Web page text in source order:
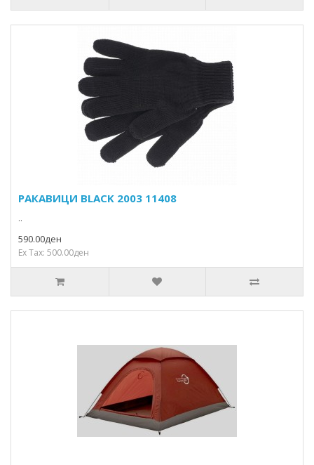
РАКАВИЦИ BLACK 2003 11408
..
590.00ден
Ex Tax: 500.00ден